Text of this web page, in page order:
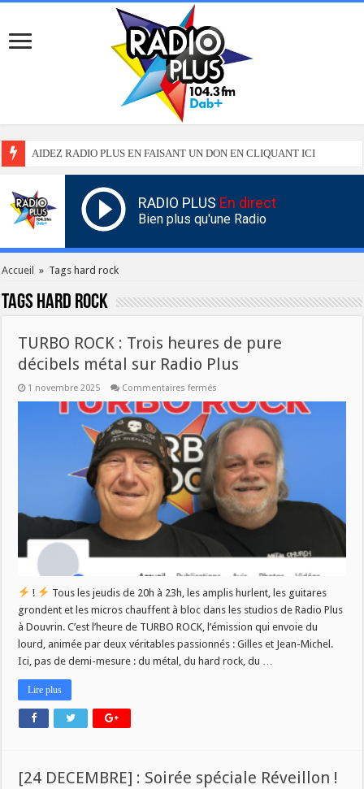
AIDEZ RADIO PLUS EN FAISANT UN DON EN CLIQUANT ICI
RADIO PLUS En direct
Bien plus qu'une Radio
Accueil » Tags hard rock
Tags hard rock
TURBO ROCK : Trois heures de pure
décibels métal sur Radio Plus
1 novembre 2025 Commentaires fermés
ROCK
Trois
heures
pure
décibels
métal
sur
Radio
Plus
!
Tous les jeudis de 20h à 23h, les amplis hurlent, les guitares
grondent et les micros chauffent à bloc dans les studios de Radio Plus
à Douvrin. C’est l’heure de TURBO ROCK, l’émission qui envoie du
lourd, animée par deux véritables passionnés : Gilles et Jean-Michel.
Ici, pas de demi-mesure : du métal, du hard rock, du …
Lire plus
[24 DECEMBRE] : Soirée spéciale Réveillon !